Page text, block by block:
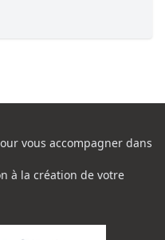
vous accompagner dans
à la création de votre